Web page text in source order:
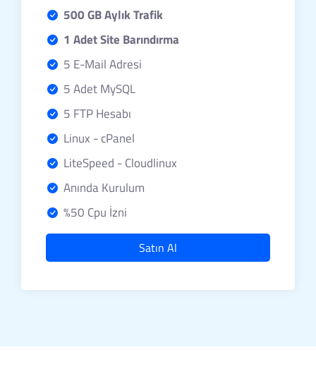
500 GB Aylık Trafik
1 Adet Site Barındırma
5 E-Mail Adresi
5 Adet MySQL
5 FTP Hesabı
Linux - cPanel
LiteSpeed - Cloudlinux
Anında Kurulum
%50 Cpu İzni
Satın Al